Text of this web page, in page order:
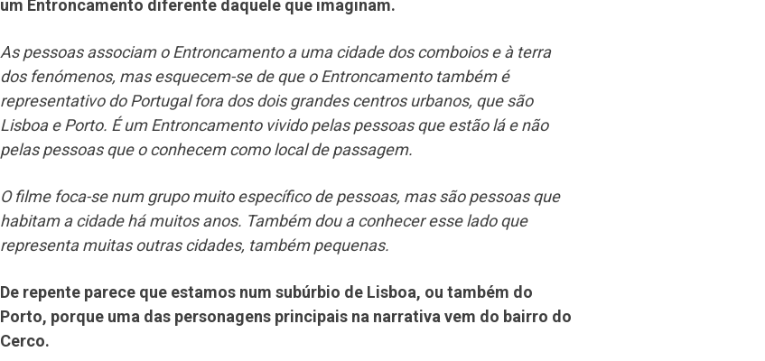
um Entroncamento diferente daquele que imaginam.
As pessoas associam o Entroncamento a uma cidade dos comboios e à terra
dos fenómenos, mas esquecem-se de que o Entroncamento também é
representativo do Portugal fora dos dois grandes centros urbanos, que são
Lisboa e Porto. É um Entroncamento vivido pelas pessoas que estão lá e não
pelas pessoas que o conhecem como local de passagem.
O filme foca-se num grupo muito específico de pessoas, mas são pessoas que
habitam a cidade há muitos anos. Também dou a conhecer esse lado que
representa muitas outras cidades, também pequenas.
De repente parece que estamos num subúrbio de Lisboa, ou também do
Porto, porque uma das personagens principais na narrativa vem do bairro do
Cerco.